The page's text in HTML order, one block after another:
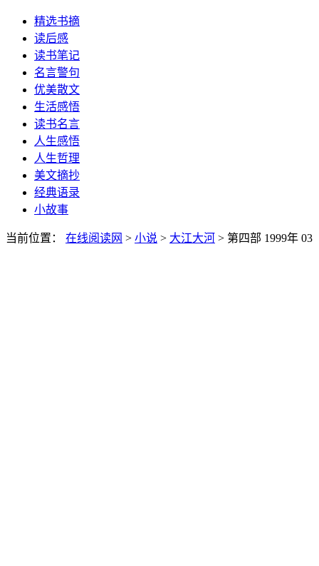
精选书摘
读后感
读书笔记
名言警句
优美散文
生活感悟
读书名言
人生感悟
人生哲理
美文摘抄
经典语录
小故事
当前位置： 在线阅读网 > 小说 > 大江大河 > 第四部 1999年 03